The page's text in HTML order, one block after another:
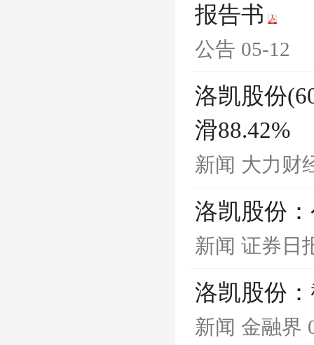
报告书
公告 05-12
洛凯股份
滑88.42%
新闻 大力财
洛凯股份
新闻 证券日
洛凯股份
新闻 金融界